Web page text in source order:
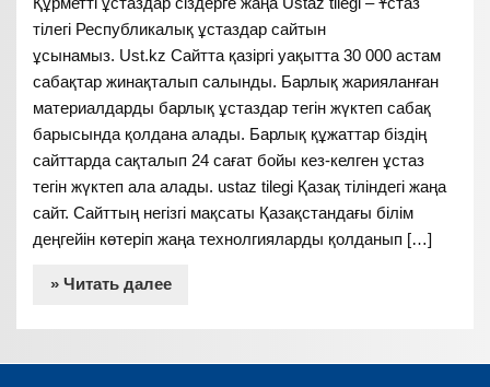
тілегі Республикалық ұстаздар сайтын
ұсынамыз. Ust.kz Сайтта қазіргі уақытта 30 000 астам
сабақтар жинақталып салынды. Барлық жарияланған
материалдарды барлық ұстаздар тегін жүктеп сабақ
барысында қолдана алады. Барлық құжаттар біздің
сайттарда сақталып 24 сағат бойы кез-келген ұстаз
тегін жүктеп ала алады. ustaz tilegi Қазақ тіліндегі жаңа
сайт. Сайттың негізгі мақсаты Қазақстандағы білім
деңгейін көтеріп жаңа технолгияларды қолданып […]
» Читать далее